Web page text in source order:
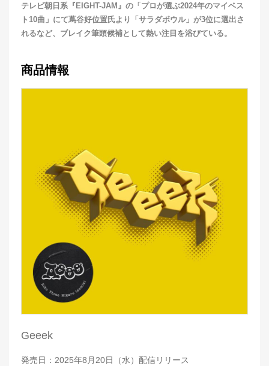
テレビ朝日系『EIGHT-JAM』の「プロが選ぶ2024年のマイベス
ト10曲」にて蔦谷好位置氏より「サラダボウル」が3位に選出さ
れるなど、ブレイク筆頭候補として熱い注目を浴びている。
商品情報
Geeek
発売日：2025年8月20日（水）配信リリース